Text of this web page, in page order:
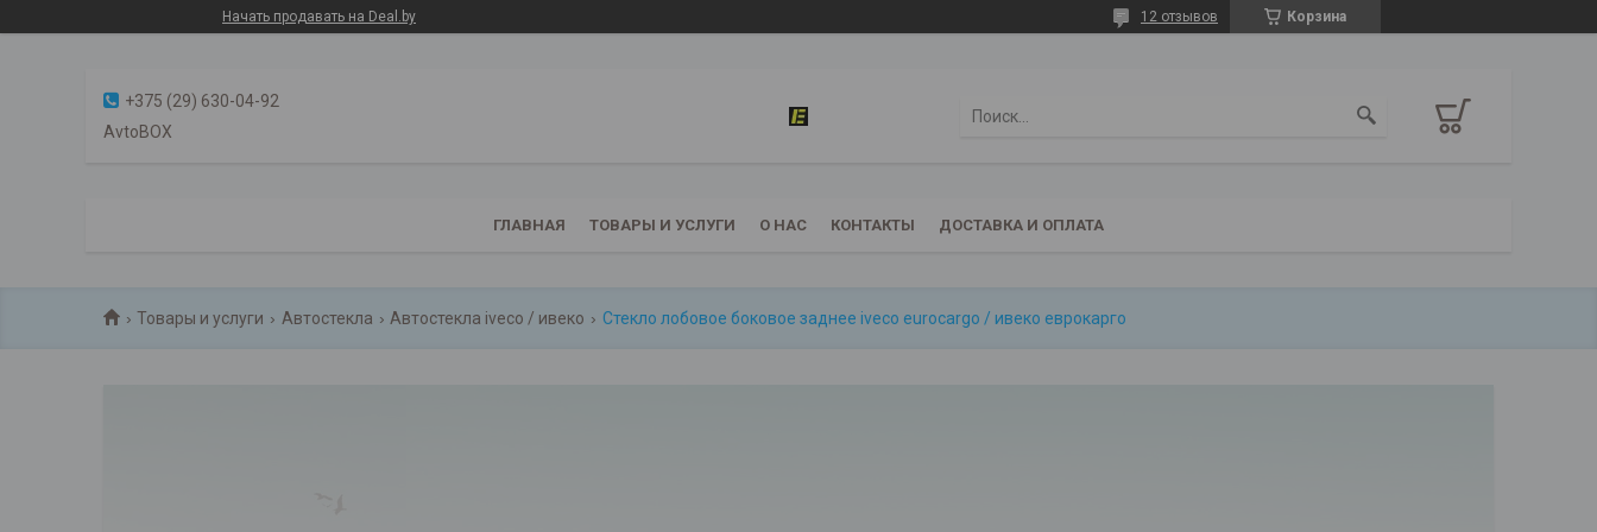
Начать продавать на Deal.by Корзина
12 отзывов
+375 (29) 630-04-92
AvtoBOX
ГЛАВНАЯ ТОВАРЫ И УСЛУГИ О НАС КОНТАКТЫ ДОСТАВКА И ОПЛАТА
Товары и услуги Автостекла Автостекла iveco / ивеко Стекло лобовое боковое заднее iveco eurocargo / ивеко еврокарго